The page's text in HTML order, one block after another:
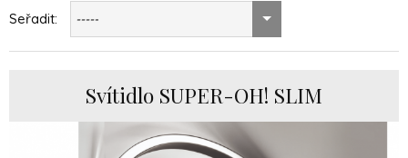
Seřadit: -----
Svítidlo SUPER-OH! SLIM